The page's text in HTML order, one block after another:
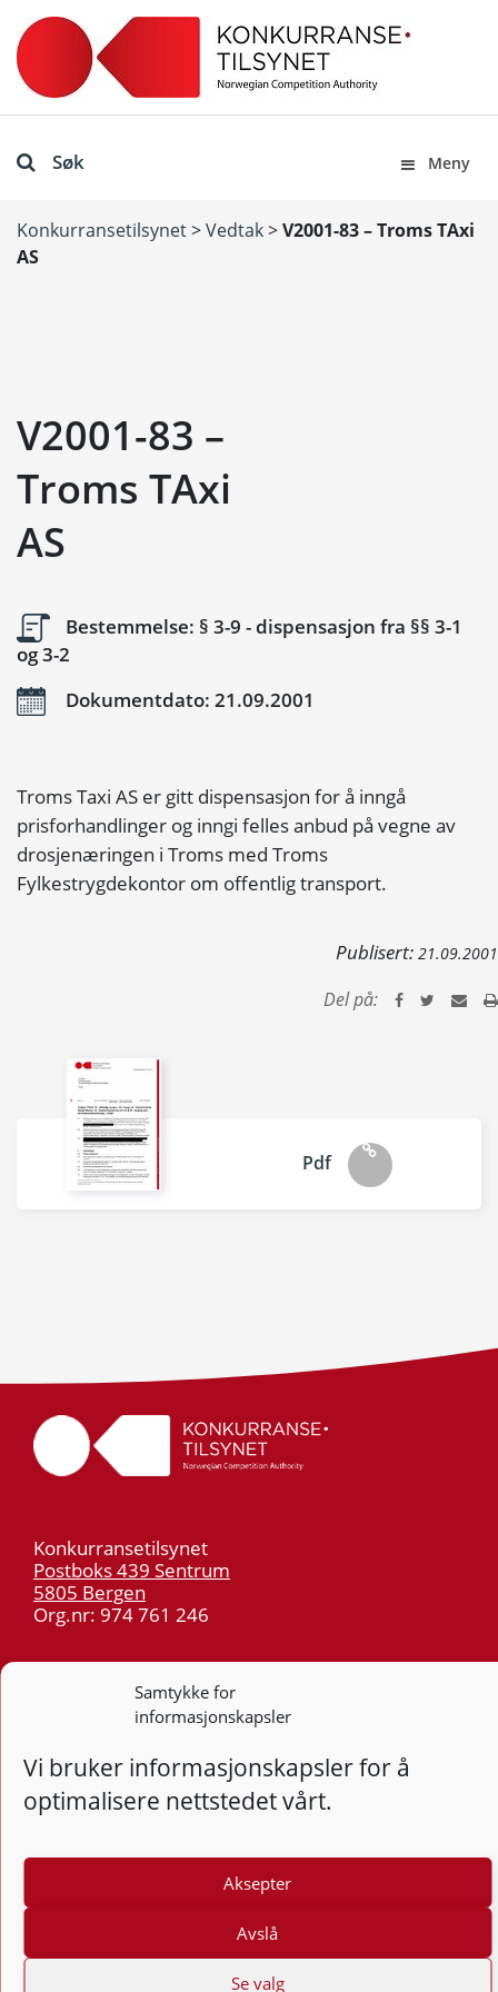
Samtykke for
informasjonskapsler
Vi bruker informasjonskapsler for å
optimalisere nettstedet vårt.
Aksepter
Avslå
Se valg
Søk Meny
Konkurransetilsynet>Vedtak>V2001-83 – Troms TAxi
AS
V2001-83 –
Troms TAxi
AS
Bestemmelse: § 3-9 - dispensasjon fra §§ 3-1
og 3-2
Dokumentdato: 21.09.2001
Troms Taxi AS er gitt dispensasjon for å inngå
prisforhandlinger og inngi felles anbud på vegne av
drosjenæringen i Troms med Troms
Fylkestrygdekontor om offentlig transport.
Publisert: 21.09.2001
Del på:
Pdf
Konkurransetilsynet
Postboks 439 Sentrum
5805 Bergen
Org.nr: 974 761 246
post@kt.no